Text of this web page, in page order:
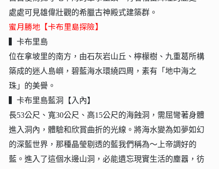
處處可見雄偉壯觀的希臘古神殿式建築群。
蜜月勝地【卡布里島探險】
▍卡布里島
位在拿坡里的南方，由石灰岩山丘、檸檬樹、九重葛所構
築成的迷人島嶼，碧藍海水環繞四周，素有「地中海之
珠」的美譽。
▍卡布里島藍洞【入內】
長53公尺、寬30公尺、高15公尺的海蝕洞，需屈彎著身體
進入洞內，體驗和欣賞曲折的光線。將海水變為如夢如幻
的深藍世界，那種晶瑩剔透的藍我們稱為～上帝調好的
藍。進入了這個水邊山洞，必能遺忘現實生活的塵囂，彷